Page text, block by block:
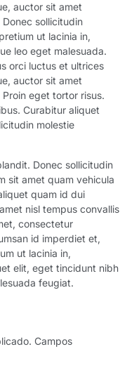
auctor sit amet
sollicitudin
ut lacinia in,
leo eget malesuada.
orci luctus et ultrices
auctor sit amet
eget tortor risus.
Curabitur aliquet
molestie
Donec sollicitudin
sit amet quam vehicula
quam id dui
nisl tempus convallis
consectetur
id imperdiet et,
ut lacinia in,
elit, eget tincidunt nibh
feugiat.
Campos